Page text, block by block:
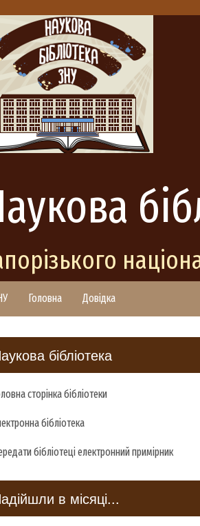
Головна Довідка
бібліотека
сторінка бібліотеки
бібліотека
бібліотеці електронний примірник
в місяці...